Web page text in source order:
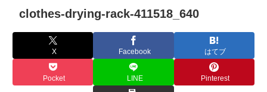
clothes-drying-rack-411518_640
X Facebook はてブ
Pocket LINE Pinterest